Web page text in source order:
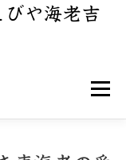
や海老吉
メニ